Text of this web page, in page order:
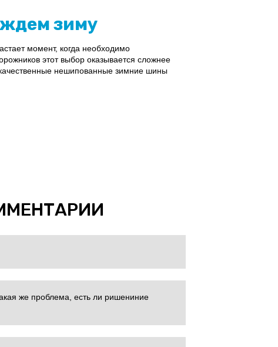
зиму
момент, когда необходимо
этот выбор оказывается сложнее
нешипованные зимние шины
же проблема, есть ли ришениние